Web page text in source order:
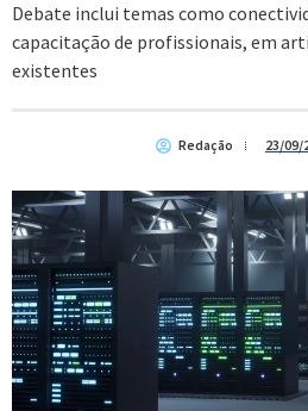
Debate inclui temas como
capacitação de profissionais, em
existentes
Redação 23/09/